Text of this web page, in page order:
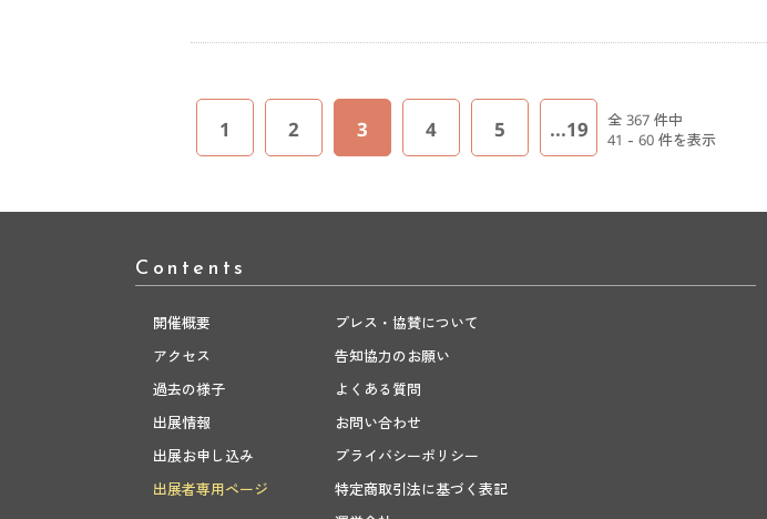
1 2 3 4 5 ...19
全 367 件中
41 - 60 件を表示
Contents
開催概要
アクセス
過去の様子
出展情報
出展お申し込み
出展者専用ページ
プレス・協賛について
告知協力のお願い
よくある質問
お問い合わせ
プライバシーポリシー
特定商取引法に基づく表記